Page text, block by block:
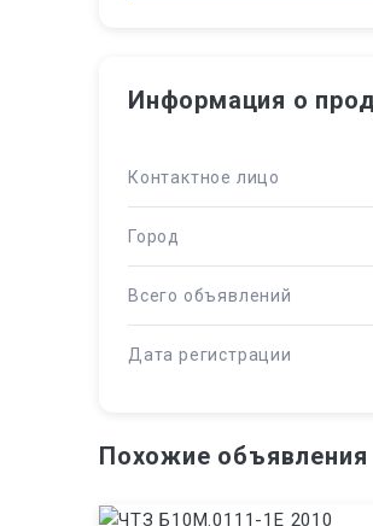
Информация о
Контактное лицо
Город
Всего объявлений
Дата регистрации
Похожие объявления